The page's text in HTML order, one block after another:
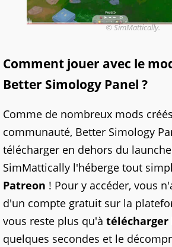
© SimMattically.
Comment jouer avec le
Better Simology Panel ?
Comme de nombreux mods
communauté, Better Simology
télécharger en dehors du
SimMattically l'héberge tout
Patreon ! Pour y accéder, vous
d'un compte gratuit sur la
vous reste plus qu'à télécharger
quelques secondes et le